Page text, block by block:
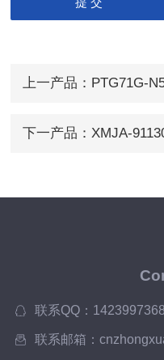
上一产品： PTG71G-
下一产品： XMJA-
联系QQ：1423997368
联系邮箱：